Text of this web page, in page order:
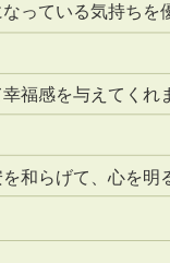
っている気持ちを
福感を与えてくれ
和らげて、心を明